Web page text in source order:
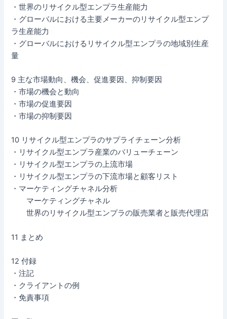
・世界のリサイクル型エンプラ生産能力
・グローバルにおける主要メーカーのリサイクル型エンプ
ラ生産能力
・グローバルにおけるリサイクル型エンプラの地域別生産
量
9 主な市場動向、機会、促進要因、抑制要因
・市場の機会と動向
・市場の促進要因
・市場の抑制要因
10 リサイクル型エンプラのサプライチェーン分析
・リサイクル型エンプラ産業のバリューチェーン
・リサイクル型エンプラの上流市場
・リサイクル型エンプラの下流市場と顧客リスト
・マーケティングチャネル分析
マーケティングチャネル
世界のリサイクル型エンプラの販売業者と販売代理店
11 まとめ
12 付録
・注記
・クライアントの例
・免責事項